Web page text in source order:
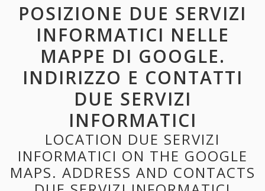
POSIZIONE DUE SERVIZI
INFORMATICI NELLE
MAPPE DI GOOGLE.
INDIRIZZO E CONTATTI
DUE SERVIZI
INFORMATICI
LOCATION DUE SERVIZI
INFORMATICI ON THE GOOGLE
MAPS. ADDRESS AND CONTACTS